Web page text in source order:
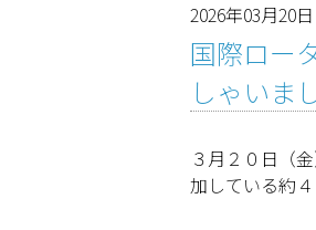
2026年03月20日
国際ロー
しゃいま
３月２０日（
加している約